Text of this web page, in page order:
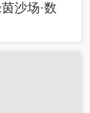
沙场·数